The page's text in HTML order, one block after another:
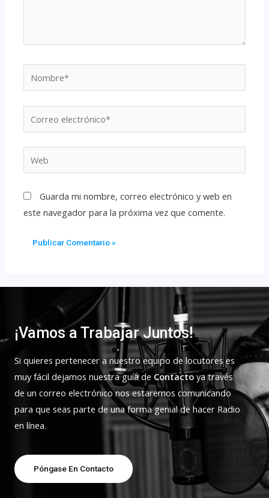
Guarda mi nombre, correo electrónico y web en
este navegador para la próxima vez que comente.
¡Vamos a Trabajar Juntos!
Si quieres pertenecer a nuestro equipo de locutores es
muy fácil dejamos nuestra guía de Contacto ya través
de un correo electrónico nos estaremos comunicando
para que seas parte de una forma genial de hacer Radio
en línea.
Póngase En Contacto